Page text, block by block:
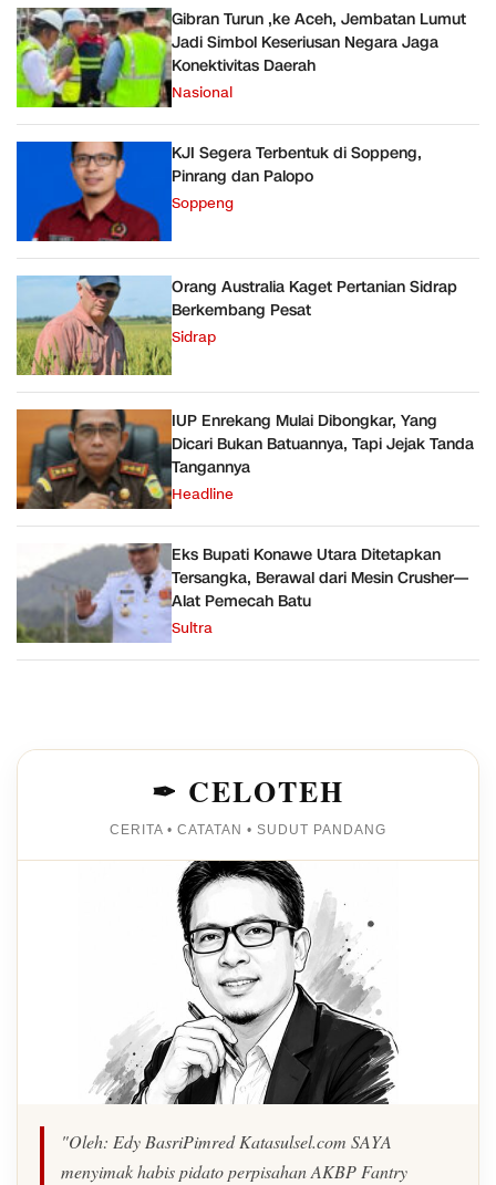
Gibran Turun ,ke Aceh, Jembatan Lumut
Jadi Simbol Keseriusan Negara Jaga
Konektivitas Daerah
Nasional
KJI Segera Terbentuk di Soppeng,
Pinrang dan Palopo
Soppeng
Orang Australia Kaget Pertanian Sidrap
Berkembang Pesat
Sidrap
IUP Enrekang Mulai Dibongkar, Yang
Dicari Bukan Batuannya, Tapi Jejak Tanda
Tangannya
Headline
Eks Bupati Konawe Utara Ditetapkan
Tersangka, Berawal dari Mesin Crusher—
Alat Pemecah Batu
Sultra
✒ CELOTEH
CERITA • CATATAN • SUDUT PANDANG
"Oleh: Edy BasriPimred Katasulsel.com SAYA
menyimak habis pidato perpisahan AKBP Fantry